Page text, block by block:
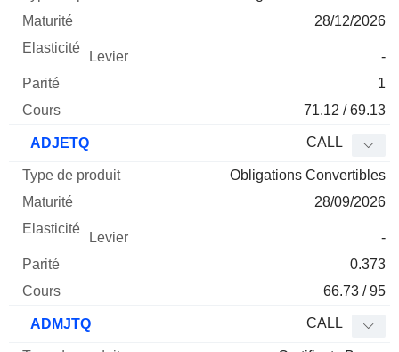
28/12/2026
-
1
71.12 / 69.13
ADJETQ CALL
Obligations Convertibles
28/09/2026
-
0.373
66.73 / 95
ADMJTQ CALL